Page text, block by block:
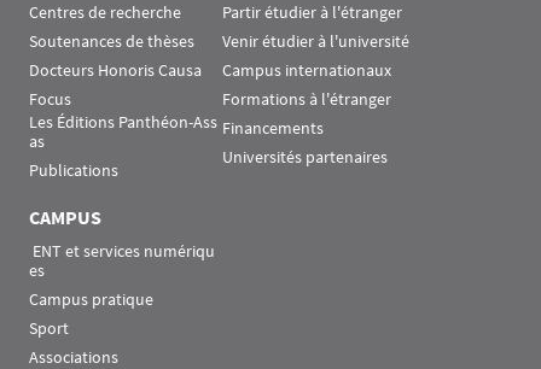
Centres de recherche
Soutenances de thèses
Docteurs Honoris Causa
Focus
Les Éditions Panthéon-Ass
as
Publications
Partir étudier à l'étranger
Venir étudier à l'université
Campus internationaux
Formations à l'étranger
Financements
Universités partenaires
CAMPUS
es
Campus pratique
Sport
Associations